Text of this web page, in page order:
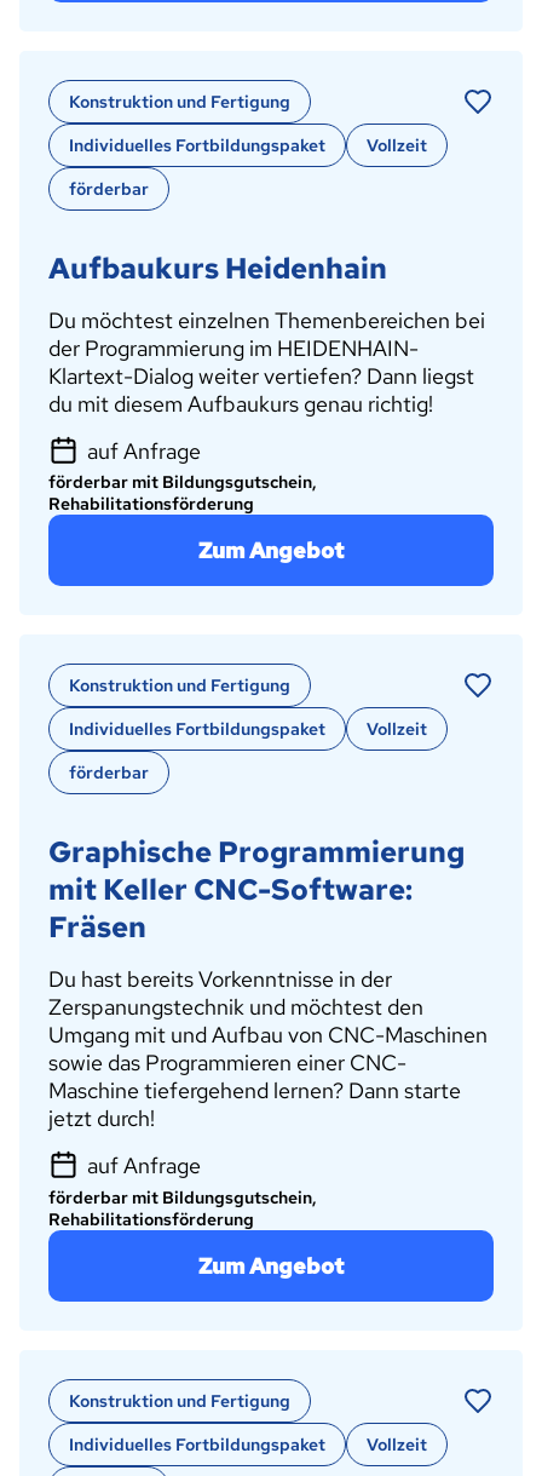
Konstruktion und Fertigung
Individuelles Fortbildungspaket
Vollzeit
förderbar
Aufbaukurs Heidenhain
Du möchtest einzelnen Themenbereichen bei
der Programmierung im HEIDENHAIN-
Klartext-Dialog weiter vertiefen? Dann liegst
du mit diesem Aufbaukurs genau richtig!
auf Anfrage
förderbar mit Bildungsgutschein,
Rehabilitationsförderung
Zum Angebot
Konstruktion und Fertigung
Individuelles Fortbildungspaket
Vollzeit
förderbar
Graphische Programmierung
mit Keller CNC-Software:
Fräsen
Du hast bereits Vorkenntnisse in der
Zerspanungstechnik und möchtest den
Umgang mit und Aufbau von CNC-Maschinen
sowie das Programmieren einer CNC-
Maschine tiefergehend lernen? Dann starte
jetzt durch!
auf Anfrage
förderbar mit Bildungsgutschein,
Rehabilitationsförderung
Zum Angebot
Konstruktion und Fertigung
Individuelles Fortbildungspaket
Vollzeit